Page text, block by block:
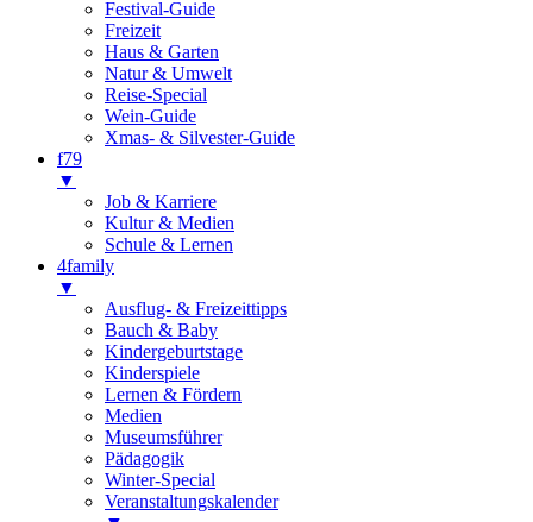
Festival-Guide
Freizeit
Haus & Garten
Natur & Umwelt
Reise-Special
Wein-Guide
Xmas- & Silvester-Guide
f79
▼
Job & Karriere
Kultur & Medien
Schule & Lernen
4family
▼
Ausflug- & Freizeittipps
Bauch & Baby
Kindergeburtstage
Kinderspiele
Lernen & Fördern
Medien
Museumsführer
Pädagogik
Winter-Special
Veranstaltungskalender